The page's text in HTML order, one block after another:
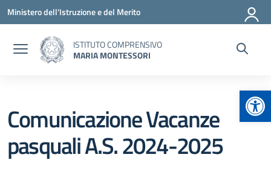
Vai ai contenuti
Vai al menu di navigazione
Vai al footer
Ministero dell'Istruzione e del Merito
ISTITUTO COMPRENSIVO
MARIA MONTESSORI
Comunicazione Vacanze
pasquali A.S. 2024-2025